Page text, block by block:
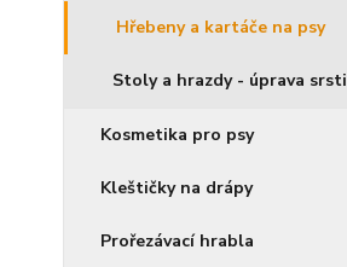
Hřebeny a kartáče na psy
Stoly a hrazdy - úprava srsti
Kosmetika pro psy
Kleštičky na drápy
Prořezávací hrabla